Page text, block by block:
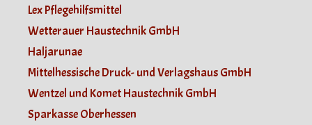
Lex Pflegehilfsmittel
Wetterauer Haustechnik GmbH
Haljarunae
Mittelhessische Druck- und Verlagshaus GmbH
Wentzel und Komet Haustechnik GmbH
Sparkasse Oberhessen